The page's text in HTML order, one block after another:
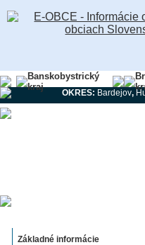
Banskobystrický
kraj
OKRES: Bardejov,
Základné informácie